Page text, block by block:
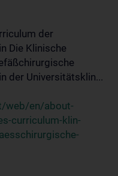
der
Die Klinische
der Universitätsklin...
web/en/about-
curriculum-klin-